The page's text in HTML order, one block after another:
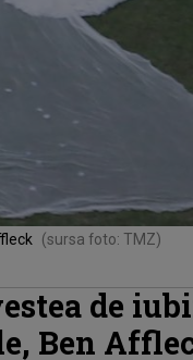
(sursa foto: TMZ)
de
Ben